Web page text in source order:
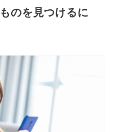
のを見つけるに